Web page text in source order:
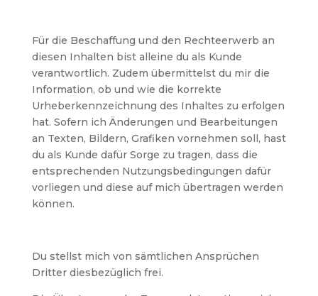
Für die Beschaffung und den Rechteerwerb an
diesen Inhalten bist alleine du als Kunde
verantwortlich. Zudem übermittelst du mir die
Information, ob und wie die korrekte
Urheberkennzeichnung des Inhaltes zu erfolgen
hat. Sofern ich Änderungen und Bearbeitungen
an Texten, Bildern, Grafiken vornehmen soll, hast
du als Kunde dafür Sorge zu tragen, dass die
entsprechenden Nutzungsbedingungen dafür
vorliegen und diese auf mich übertragen werden
können.
Du stellst mich von sämtlichen Ansprüchen
Dritter diesbezüglich frei.